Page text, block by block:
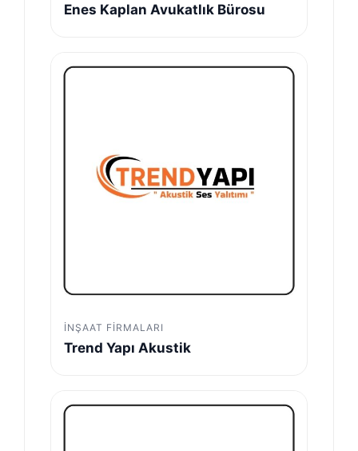
Enes Kaplan Avukatlık Bürosu
İNŞAAT FIRMALARI
Trend Yapı Akustik